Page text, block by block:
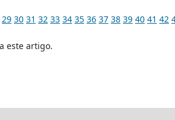
29 30 31 32 33 34 35 36 37 38 39 40 41 42
este artigo.